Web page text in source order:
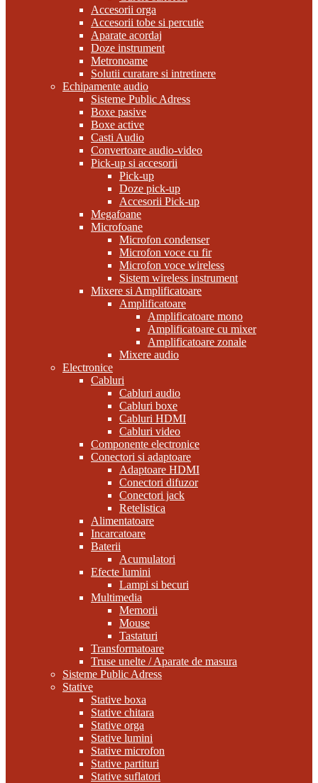
Accesorii orga
Accesorii tobe si percutie
Aparate acordaj
Doze instrument
Metronoame
Solutii curatare si intretinere
Echipamente audio
Sisteme Public Adress
Boxe pasive
Boxe active
Casti Audio
Convertoare audio-video
Pick-up si accesorii
Pick-up
Doze pick-up
Accesorii Pick-up
Megafoane
Microfoane
Microfon condenser
Microfon voce cu fir
Microfon voce wireless
Sistem wireless instrument
Mixere si Amplificatoare
Amplificatoare
Amplificatoare mono
Amplificatoare cu mixer
Amplificatoare zonale
Mixere audio
Electronice
Cabluri
Cabluri audio
Cabluri boxe
Cabluri HDMI
Cabluri video
Componente electronice
Conectori si adaptoare
Adaptoare HDMI
Conectori difuzor
Conectori jack
Retelistica
Alimentatoare
Incarcatoare
Baterii
Acumulatori
Efecte lumini
Lampi si becuri
Multimedia
Memorii
Mouse
Tastaturi
Transformatoare
Truse unelte / Aparate de masura
Sisteme Public Adress
Stative
Stative boxa
Stative chitara
Stative orga
Stative lumini
Stative microfon
Stative partituri
Stative suflatori